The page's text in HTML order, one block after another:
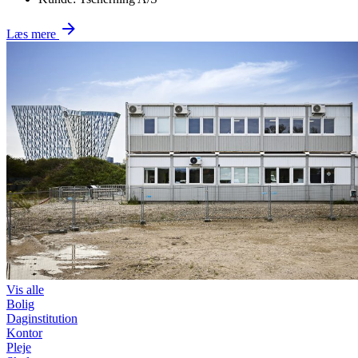
Læs mere
Vis alle
Bolig
Daginstitution
Kontor
Pleje